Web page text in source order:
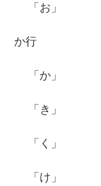
「お」
か行
「か」
「き」
「く」
「け」